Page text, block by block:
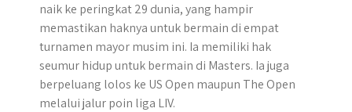
naik ke peringkat 29 dunia, yang hampir
memastikan haknya untuk bermain di empat
turnamen mayor musim ini. Ia memiliki hak
seumur hidup untuk bermain di Masters. Ia juga
berpeluang lolos ke US Open maupun The Open
melalui jalur poin liga LIV.